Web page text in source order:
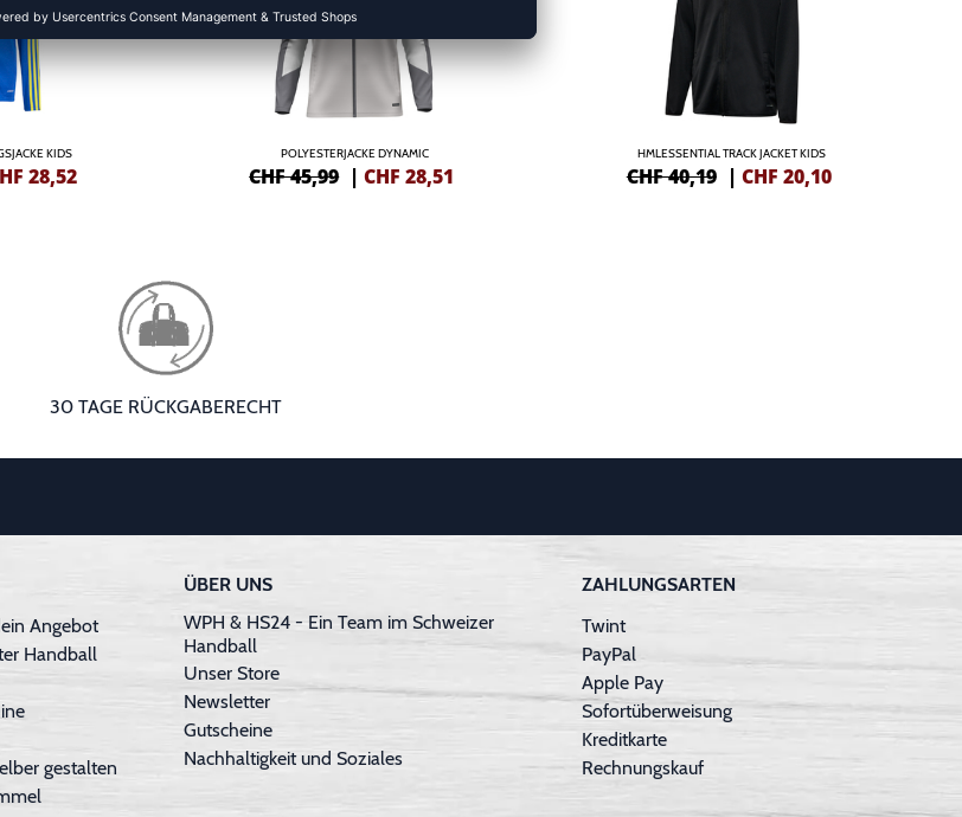
KIDS
28,52
POLYESTERJACKE DYNAMIC
CHF 45,99 |CHF 28,51
HMLESSENTIAL TRACK JACKET KIDS
CHF 40,19 | CHF 20,10
30 TAGE RÜCKGABERECHT
Angebot
Handball
gestalten
ÜBER UNS
WPH & HS24 - Ein Team im Schweizer
Handball
Unser Store
Newsletter
Gutscheine
Nachhaltigkeit und Soziales
ZAHLUNGSARTEN
Twint
PayPal
Apple Pay
Sofortüberweisung
Kreditkarte
Rechnungskauf